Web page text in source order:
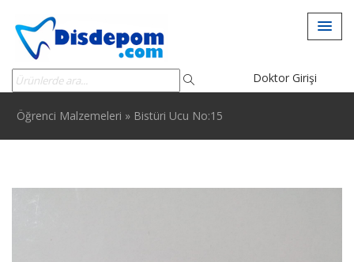
Doktor Girişi
Öğrenci Malzemeleri » Bistüri Ucu No:15